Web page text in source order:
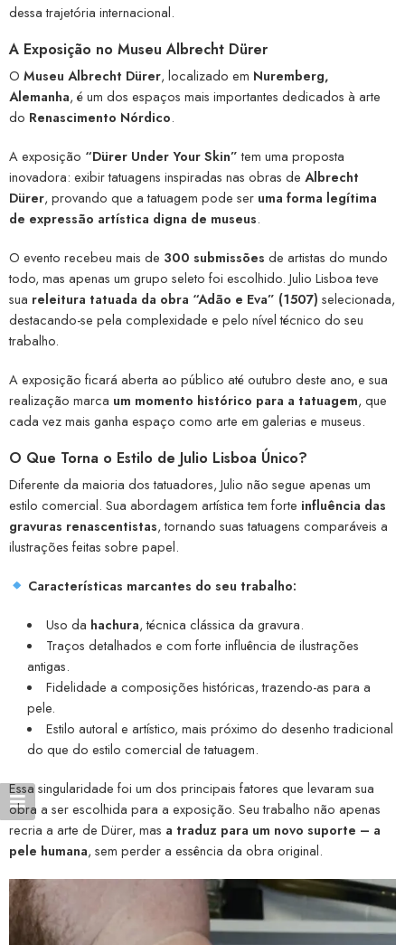
dessa trajetória internacional.
A Exposição no Museu Albrecht Dürer
O Museu Albrecht Dürer, localizado em Nuremberg,
Alemanha, é um dos espaços mais importantes dedicados à arte
do Renascimento Nórdico.
A exposição “Dürer Under Your Skin”tem uma proposta
inovadora: exibir tatuagens inspiradas nas obras de Albrecht
Dürer, provando que a tatuagem pode ser uma forma legítima
de expressão artística digna de museus.
O evento recebeu mais de 300 submissões de artistas do mundo
todo, mas apenas um grupo seleto foi escolhido. Julio Lisboa teve
sua releitura tatuada da obra “Adão e Eva” (1507) selecionada,
destacando-se pela complexidade e pelo nível técnico do seu
trabalho.
A exposição ficará aberta ao público até outubro deste ano, e sua
realização marca um momento histórico para a tatuagem, que
cada vez mais ganha espaço como arte em galerias e museus.
O Que Torna o Estilo de Julio Lisboa Único?
Diferente da maioria dos tatuadores, Julio não segue apenas um
estilo comercial. Sua abordagem artística tem forte influência das
gravuras renascentistas, tornando suas tatuagens comparáveis a
ilustrações feitas sobre papel.
Características marcantes do seu trabalho:
Uso da hachura, técnica clássica da gravura.
Traços detalhados e com forte influência de ilustrações
antigas.
Fidelidade a composições históricas, trazendo-as para a
pele.
Estilo autoral e artístico, mais próximo do desenho tradicional
do que do estilo comercial de tatuagem.
Essa singularidade foi um dos principais fatores que levaram sua
obra a ser escolhida para a exposição. Seu trabalho não apenas
recria a arte de Dürer, mas a traduz para um novo suporte – a
pele humana, sem perder a essência da obra original.